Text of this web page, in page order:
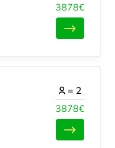
3878€
3878€
= 2